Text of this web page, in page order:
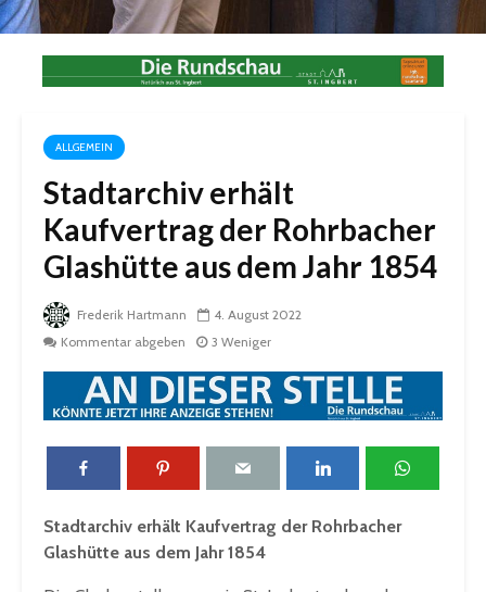
ALLGEMEIN
Stadtarchiv erhält
Kaufvertrag der Rohrbacher
Glashütte aus dem Jahr 1854
Frederik Hartmann
4. August 2022
Kommentar abgeben
3 Weniger
Stadtarchiv erhält Kaufvertrag der Rohrbacher
Glashütte aus dem Jahr 1854